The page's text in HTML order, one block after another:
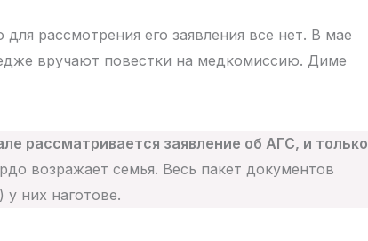
рассмотрения его заявления все нет. В мае
вручают повестки на медкомиссию. Диме
рассматривается заявление об АГС, и только
возражает семья. Весь пакет документов
у них наготове.